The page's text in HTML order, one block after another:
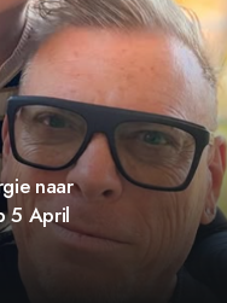
naar
5 April